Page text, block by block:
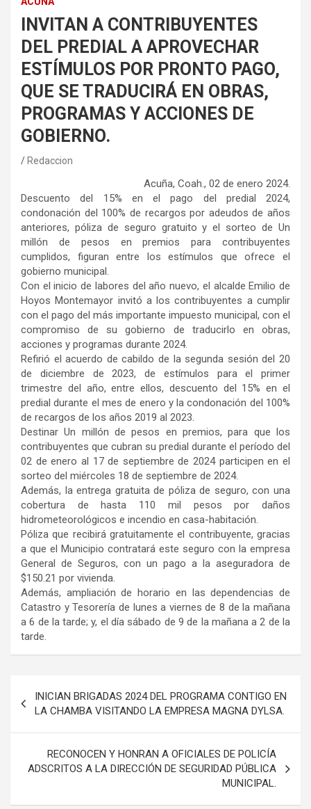
INVITAN A CONTRIBUYENTES
DEL PREDIAL A APROVECHAR
ESTÍMULOS POR PRONTO PAGO,
QUE SE TRADUCIRÁ EN OBRAS,
PROGRAMAS Y ACCIONES DE
GOBIERNO.
Redaccion
Acuña, Coah., 02 de enero 2024.
Descuento del 15% en el pago del predial 2024,
condonación del 100% de recargos por adeudos de años
anteriores, póliza de seguro gratuito y el sorteo de Un
millón de pesos en premios para contribuyentes
cumplidos, figuran entre los estímulos que ofrece el
gobierno municipal.
Con el inicio de labores del año nuevo, el alcalde Emilio de
Hoyos Montemayor invitó a los contribuyentes a cumplir
con el pago del más importante impuesto municipal, con el
compromiso de su gobierno de traducirlo en obras,
acciones y programas durante 2024.
Refirió el acuerdo de cabildo de la segunda sesión del 20
de diciembre de 2023, de estímulos para el primer
trimestre del año, entre ellos, descuento del 15% en el
predial durante el mes de enero y la condonación del 100%
de recargos de los años 2019 al 2023.
Destinar Un millón de pesos en premios, para que los
contribuyentes que cubran su predial durante el período del
02 de enero al 17 de septiembre de 2024 participen en el
sorteo del miércoles 18 de septiembre de 2024.
Además, la entrega gratuita de póliza de seguro, con una
cobertura de hasta 110 mil pesos por daños
hidrometeorológicos e incendio en casa-habitación.
Póliza que recibirá gratuitamente el contribuyente, gracias
a que el Municipio contratará este seguro con la empresa
General de Seguros, con un pago a la aseguradora de
$150.21 por vivienda.
Además, ampliación de horario en las dependencias de
Catastro y Tesorería de lunes a viernes de 8 de la mañana
a 6 de la tarde; y, el día sábado de 9 de la mañana a 2 de la
tarde.
de
entradas
INICIAN BRIGADAS 2024 DEL PROGRAMA CONTIGO EN
LA CHAMBA VISITANDO LA EMPRESA MAGNA DYLSA.
RECONOCEN Y HONRAN A OFICIALES DE POLICÍA
ADSCRITOS A LA DIRECCIÓN DE SEGURIDAD PÚBLICA
MUNICIPAL.